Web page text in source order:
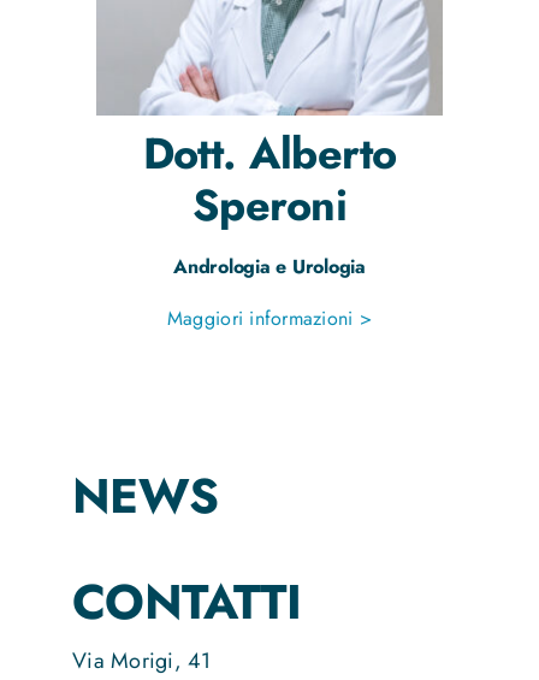
Dott.Alberto
Speroni
Andrologia e Urologia
Maggiori informazioni >
NEWS
CONTATTI
Via Morigi, 41